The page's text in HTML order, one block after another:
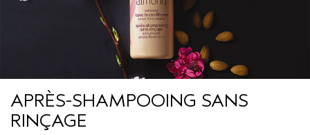
APRÈS-SHAMPOOING SANS
RINÇAGE